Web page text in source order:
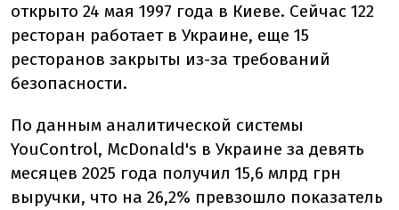
открыто 24 мая 1997 года в Киеве. Сейчас 122
ресторан работает в Украине, еще 15
ресторанов закрыты из-за требований
безопасности.
По данным аналитической системы
YouControl, McDonald's в Украине за девять
месяцев 2025 года получил 15,6 млрд грн
выручки, что на 26,2% превзошло показатель